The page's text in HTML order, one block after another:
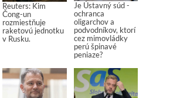
Reuters: Kim
Čong-un
rozmiestňuje
raketovú jednotku
v Rusku.
Je Ústavný súd -
ochranca
oligarchov a
podvodníkov, ktorí
cez mimovládky
perú špinavé
peniaze?